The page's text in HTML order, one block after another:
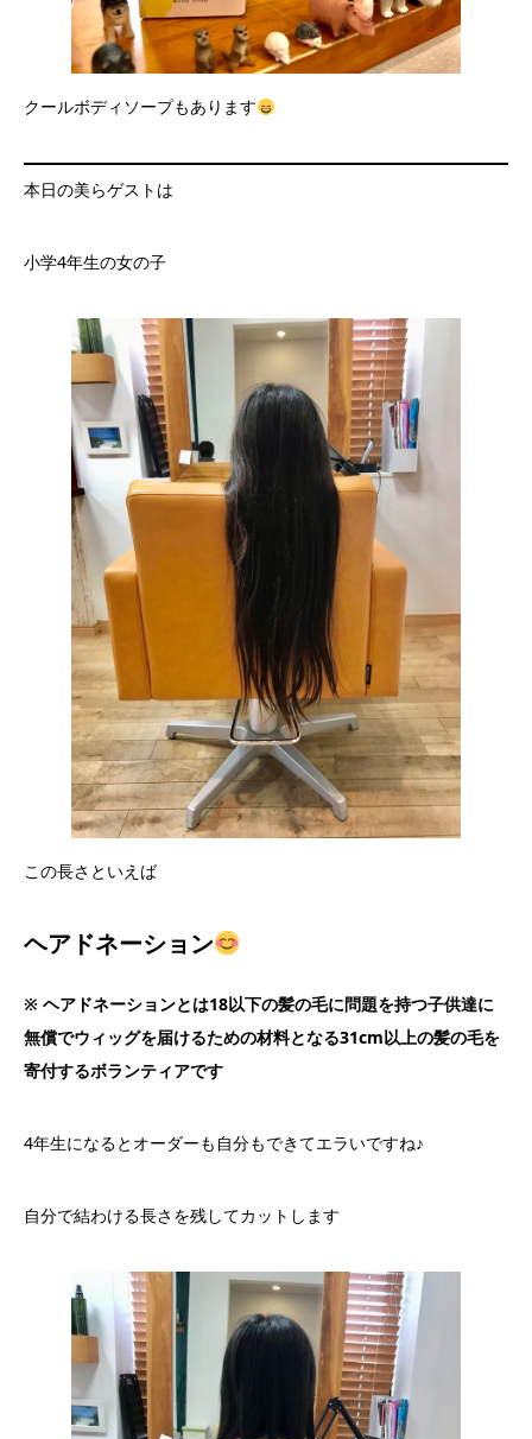
クールボディソープもあります
本日の美らゲストは
小学4年生の女の子
この長さといえば
ヘアドネーション
※ ヘアドネーションとは18以下の髪の毛に問題を持つ子供達に
無償でウィッグを届けるための材料となる31cm以上の髪の毛を
寄付するボランティアです
4年生になるとオーダーも自分もできてエラいですね♪
自分で結わける長さを残してカットします